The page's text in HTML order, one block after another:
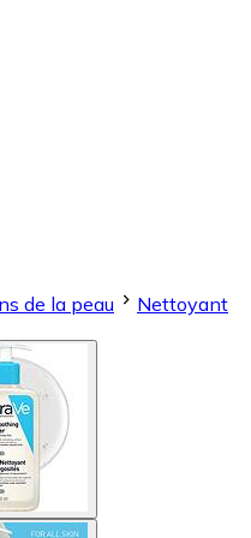
de la peau
Nettoyant